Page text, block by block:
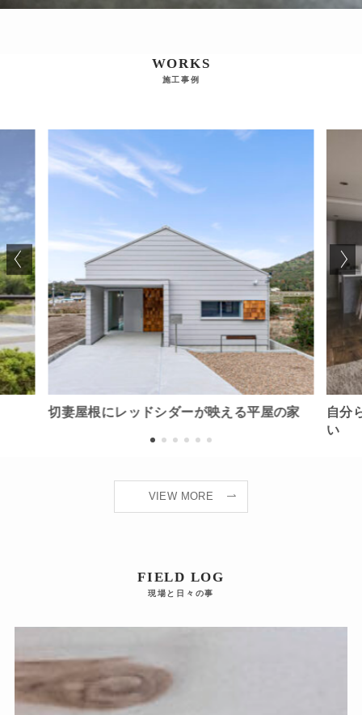
WORKS
施工事例
切妻屋根にレッドシダーが映える平屋の家
自分
い
VIEW MORE
FIELD LOG
現場と日々の事